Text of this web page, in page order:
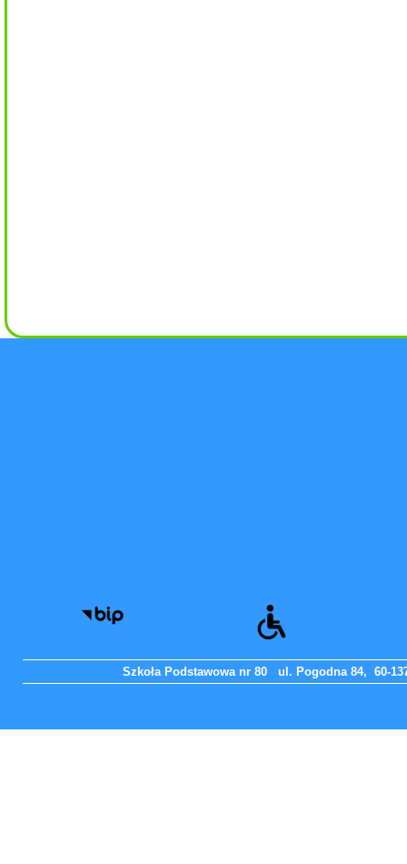
Szkoła Podstawowa nr 80 ul. Pogodna 84, 60-